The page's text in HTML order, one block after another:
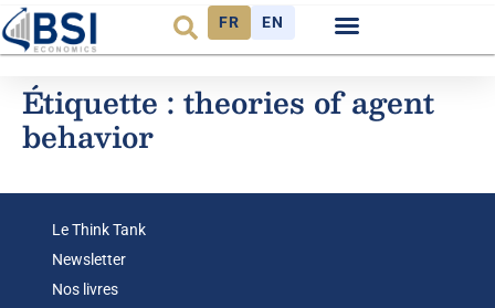
FR EN
Étiquette : theories of agent
behavior
Le Think Tank
Newsletter
Nos livres